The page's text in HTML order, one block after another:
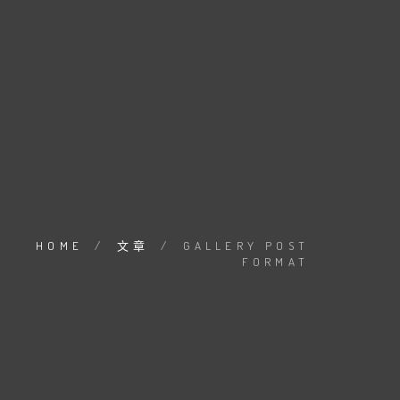
HOME / 文章 /
GALLERY POST
FORMAT